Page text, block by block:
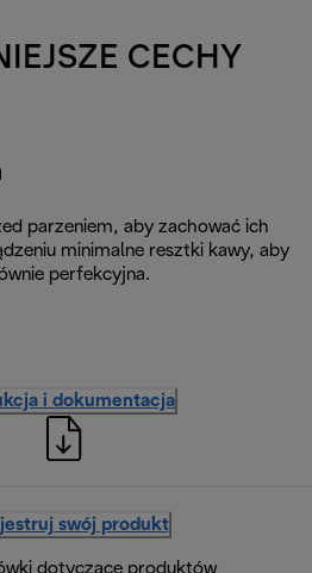
CECHY
parzeniem, aby zachować ich
minimalne resztki kawy, aby
perfekcyjna.
i dokumentacja
swój produkt
dotyczące produktów